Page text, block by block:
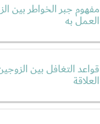
مفهوم جبر الخواطر بين
العمل به
قواعد التغافل بين
العلاقة